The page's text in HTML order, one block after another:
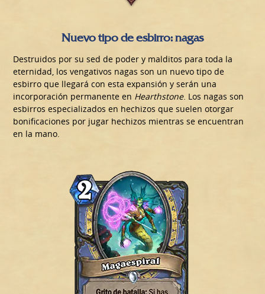
Nuevo tipo de esbirro: nagas
Destruidos por su sed de poder y malditos para toda la
eternidad, los vengativos nagas son un nuevo tipo de
esbirro que llegará con esta expansión y serán una
incorporación permanente en Hearthstone. Los nagas son
esbirros especializados en hechizos que suelen otorgar
bonificaciones por jugar hechizos mientras se encuentran
en la mano.